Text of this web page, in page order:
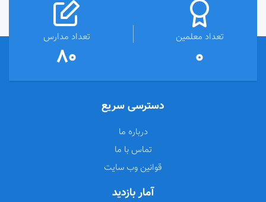
تعداد معلمین
0
تعداد مدارس
80
دسترسی سریع
درباره ما
تماس با ما
قوانین وب سایت
آمار بازدید